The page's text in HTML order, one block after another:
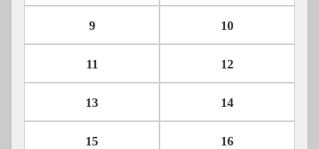
9 10
11 12
13 14
15 16